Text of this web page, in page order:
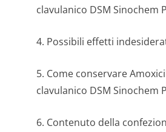
clavulanico DSM Sinochem
4. Possibili effetti
5. Come conservare
clavulanico DSM Sinochem
6. Contenuto della